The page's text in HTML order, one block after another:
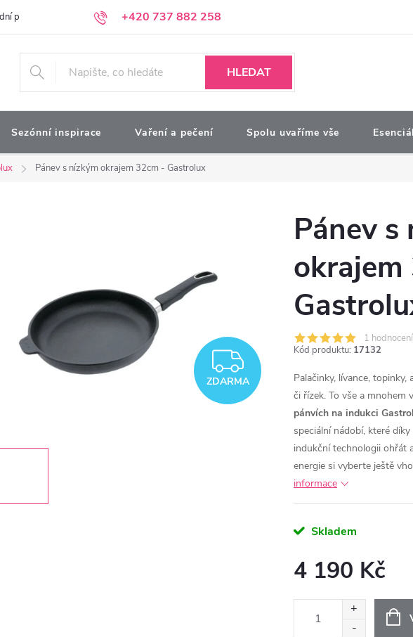
+420 737 882 258
podmínky Podmínky ochrany osobních údajů
HLEDAT
Sezónní inspirace Vaření a pečení Spolu uvaříme vše
Pánev s nízkým okrajem 32cm - Gastrolux
ZDARMA
ZDARMA
Pánev s
1 hodnocení
Kód produktu: 17132
Palačinky, lívance, topinky,
či řízek. To vše a mnohem
pánvích na indukci
speciální nádobí, které
indukční technologii ohřát
energie si vyberte ještě
informace
Skladem
4 190 Kč